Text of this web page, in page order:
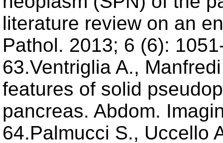
literature review on an
Pathol. 2013; 6 (6):
63.Ventriglia A.,
features of solid
pancreas. Abdom.
64.Palmucci S., Uccello